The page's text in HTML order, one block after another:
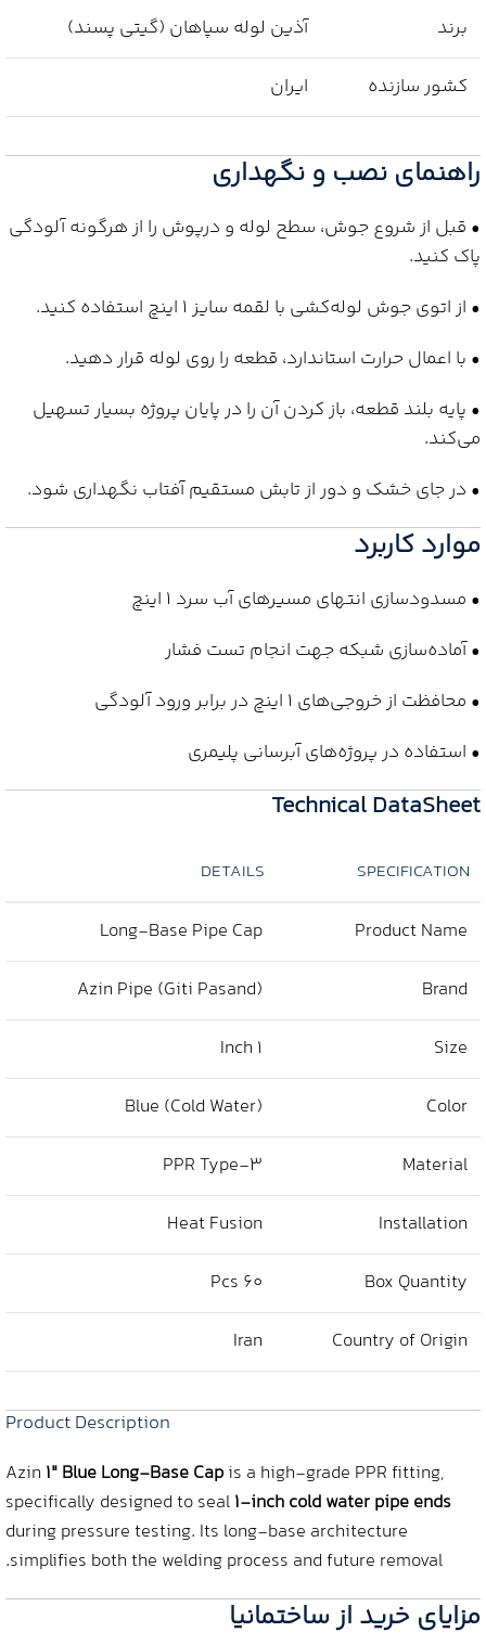
برند آذین لوله سپاهان (گیتی پسند)
کشور سازنده ایران
راهنمای نصب و نگهداری
• قبل از شروع جوش، سطح لوله و درپوش را از هرگونه آلودگی
پاک کنید.
• از اتوی جوش لوله‌کشی با لقمه سایز 1 اینچ استفاده کنید.
• با اعمال حرارت استاندارد، قطعه را روی لوله قرار دهید.
• پایه بلند قطعه، باز کردن آن را در پایان پروژه بسیار تسهیل
می‌کند.
• در جای خشک و دور از تابش مستقیم آفتاب نگهداری شود.
موارد کاربرد
• مسدودسازی انتهای مسیرهای آب سرد 1 اینچ
• آماده‌سازی شبکه جهت انجام تست فشار
• محافظت از خروجی‌های 1 اینچ در برابر ورود آلودگی
• استفاده در پروژه‌های آبرسانی پلیمری
Technical DataSheet
SPECIFICATION
DETAILS
Product Name
Long‑Base Pipe Cap
Brand
Azin Pipe (Giti Pasand)
Size
1 Inch
Color
Blue (Cold Water)
Material
PPR Type‑3
Installation
Heat Fusion
Box Quantity
60 Pcs
Country of Origin
Iran
Product Description
Azin 1″ Blue Long‑Base Capis a high-grade PPR fitting,
specifically designed to seal1-inch cold water pipe ends
during pressure testing. Its long-base architecture
simplifies both the welding process and future removal.
مزایای خرید از ساختمانیا